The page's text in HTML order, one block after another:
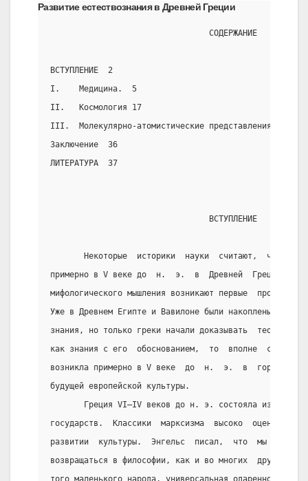
Развитие естествознания в Древней Греции
                                 СОДЕРЖАНИЕ
ВСТУПЛЕНИЕ  2
I.    Медицина.  5
II.   Космология 17
III.  Молекулярно-атомистические представления..24
Заключение  36
ЛИТЕРАТУРА  37
                                 ВСТУПЛЕНИЕ
Некоторые  историки  науки  считают,  что
примерно в V веке до  н.  э.  в  Древней  Греции,
мифологического мышления возникают первые
Уже в Древнем Египте и Вавилоне были накоплены
знания, но только греки начали доказывать  теоремы.
как знания с его  обоснованием,  то  вполне
возникла примерно в V веке  до  н.  э.  в  городах-
будущей европейской культуры.
Греция VI—IV веков до н. э. состояла из ряда
государств.  Классики  марксизма  высоко  оценили
развитии  культуры.  Энгельс  писал,  что  мы
возвращаться в философии, как и во многих  других
того маленького народа, универсальная одаренность  и